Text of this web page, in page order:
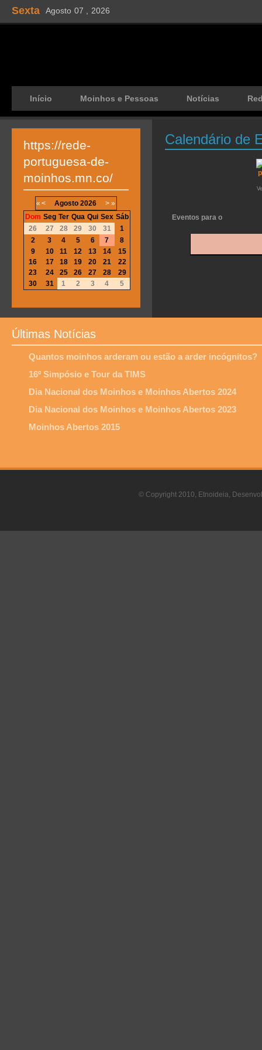
Sexta Agosto 07 , 2026
Início Moinhos e Pessoas Notícias
Calendário de
Eventos para o
https://rede-
portuguesa-de-
moinhos.mn.co/
« < Agosto 2026 > »
Dom Seg Ter Qua Qui Sex Sáb
26
27 28 29 30 31
1
2
3 4 5 6 7
8
9
10 11 12 13 14
15
16
17 18 19 20 21
22
23
24 25 26 27 28
29
30
31 1 2 3 4 5
Últimas Notícias
Quantos moinhos arderam ou estão a arder incógnitos?
16º Simpósio e Tour da TIMS
Dia Nacional dos Moinhos e Moinhos Abertos 2024
Dia Nacional dos Moinhos e Moinhos Abertos 2023
Moinhos Abertos 2015
© Copyright 2010, Etnoideia,